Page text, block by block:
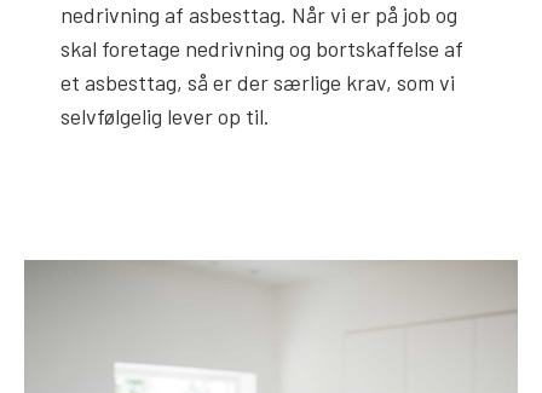
nedrivning af asbesttag. Når vi er på job og
skal foretage nedrivning og bortskaffelse af
et asbesttag, så er der særlige krav, som vi
selvfølgelig lever op til.